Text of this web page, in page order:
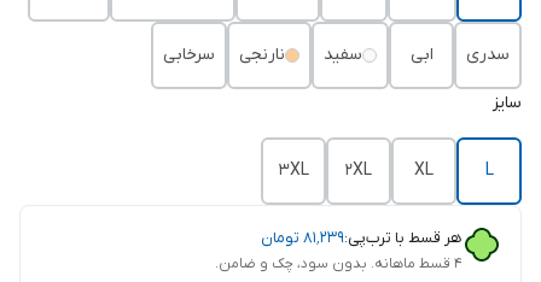
سدری ابی سفید نارنجی سرخابی
سایز
L
XL
2XL
3XL
هر قسط با ترب‌پی:۸۱٬۲۳۹ تومان
۴ قسط ماهانه. بدون سود، چک و ضامن.